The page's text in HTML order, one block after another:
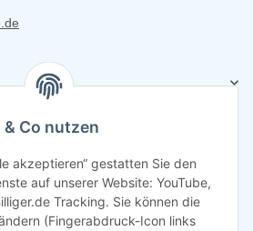
Co nutzen
akzeptieren“ gestatten Sie den
auf unserer Website: YouTube,
Tracking. Sie können die
(Fingerabdruck-Icon links